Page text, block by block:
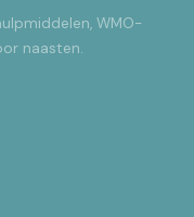
WMO-
naasten.